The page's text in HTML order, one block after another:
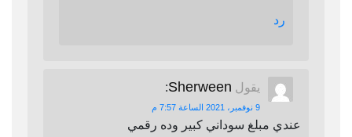
رد
يقول Sherween
:
9 نوفمبر، 2021 الساعة 7:57 م
عندي مبلغ سوداني كبير وده رقمي